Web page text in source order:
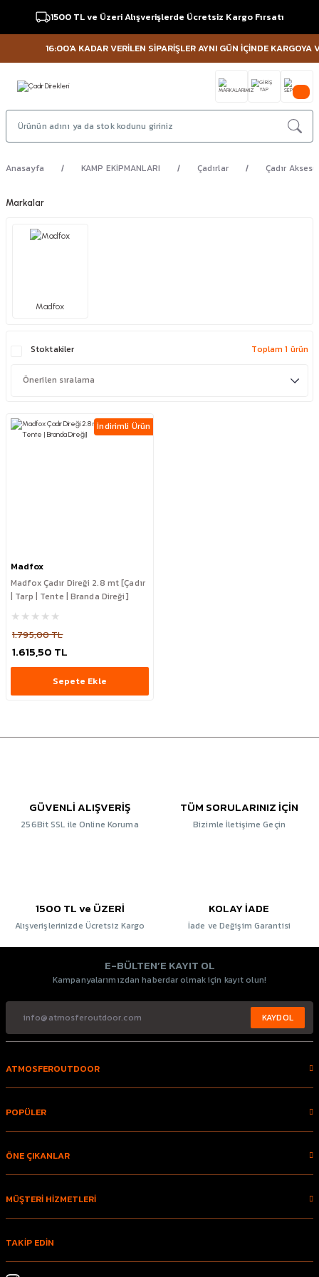
1500 TL ve Üzeri Alışverişlerde Ücretsiz Kargo Fırsatı
16:00'A KADAR VERİLEN SİPARİŞLER AYNI GÜN İÇİNDE KARGOYA
Anasayfa KAMP EKİPMANLARI Çadırlar Çadır
Markalar
Madfox
Stoktakiler Toplam 1 ürün
İndirimli Ürün
Madfox
Madfox Çadır Direği 2.8 mt [Çadır
| Tarp | Tente | Branda Direği]
1.795,00 TL
1.615,50 TL
Sepete Ekle
GÜVENLİ ALIŞVERİŞ
256Bit SSL ile Online Koruma
TÜM SORULARINIZ İÇİN
Bizimle İletişime Geçin
1500 TL ve ÜZERİ
Alışverişlerinizde Ücretsiz Kargo
KOLAY İADE
İade ve Değişim Garantisi
E-BÜLTEN’E KAYIT OL
Kampanyalarımızdan haberdar olmak için kayıt olun!
KAYDOL
ATMOSFEROUTDOOR
POPÜLER
ÖNE ÇIKANLAR
MÜŞTERİ HİZMETLERİ
TAKİP EDİN